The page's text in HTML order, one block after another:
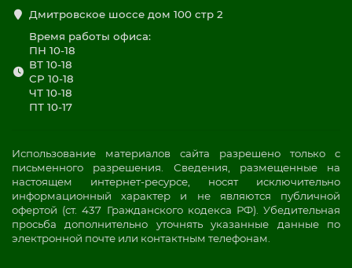
Дмитровское шоссе дом 100 стр 2
Время работы офиса:
ПН 10-18
ВТ 10-18
СР 10-18
ЧТ 10-18
ПТ 10-17
Использование материалов сайта разрешено только с
письменного разрешения. Сведения, размещенные на
настоящем интернет-ресурсе, носят исключительно
информационный характер и не являются публичной
офертой (ст. 437 Гражданского кодекса РФ). Убедительная
просьба дополнительно уточнять указанные данные по
электронной почте или контактным телефонам.